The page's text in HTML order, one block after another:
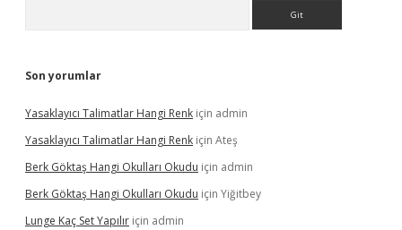
Son yorumlar
Yasaklayıcı Talimatlar Hangi Renk için admin
Yasaklayıcı Talimatlar Hangi Renk için Ateş
Berk Göktaş Hangi Okulları Okudu için admin
Berk Göktaş Hangi Okulları Okudu için Yiğitbey
Lunge Kaç Set Yapılır için admin